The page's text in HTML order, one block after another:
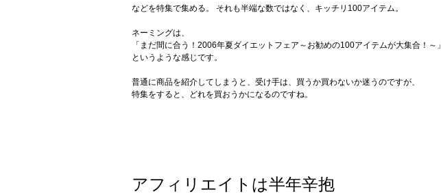
などを特集で集める。 それも半端な数ではなく、キッチリ100アイテム。
ネーミングは、
「まだ間に合う！2006年夏ダイエットフェア～お勧めの100アイテムが大集合！～」
というような感じです。
普通に商品を紹介してしまうと、受け手は、買うか買わないか迷うのですが、
特集をすると、どれを買おうかになるのですね。
アフィリエイトは半年辛抱